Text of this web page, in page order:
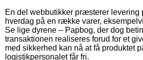
En del webbutikker præsterer levering
hverdag på en række varer,
Se lige dyrene – Papbog, der dog
transaktionen realiseres forud for et
med sikkerhed kan nå at få produktet
logistikpersonalet får fri.